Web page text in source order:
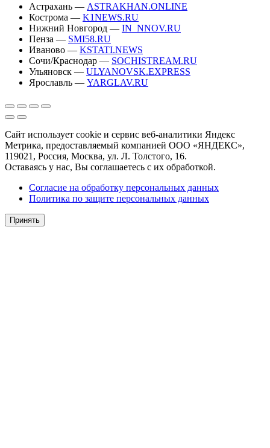
Астрахань — ASTRAKHAN.ONLINE
Кострома — K1NEWS.RU
Нижний Новгород — IN_NNOV.RU
Пенза — SMI58.RU
Иваново — KSTATI.NEWS
Сочи/Краснодар — SOCHISTREAM.RU
Ульяновск — ULYANOVSK.EXPRESS
Ярославль — YARGLAV.RU
Сайт использует cookie и сервис веб-аналитики Яндекс
Метрика, предоставляемый компанией ООО «ЯНДЕКС»,
119021, Россия, Москва, ул. Л. Толстого, 16.
Оставаясь у нас, Вы соглашаетесь с их обработкой.
Согласие на обработку персональных данных
Политика по защите персональных данных
Принять